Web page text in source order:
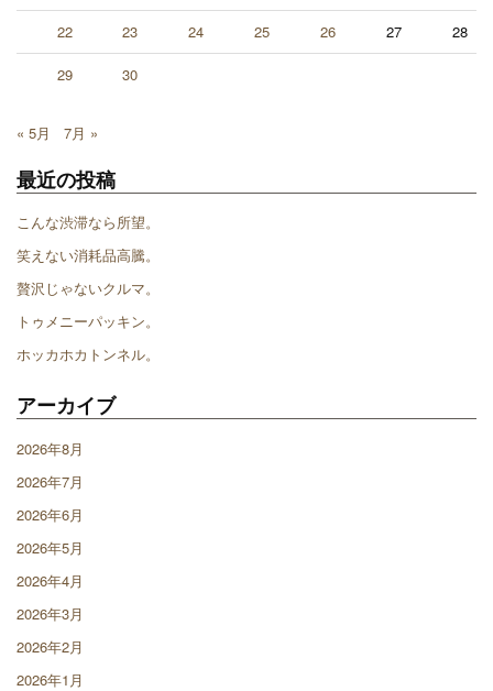
22 23 24 25 26 27 28
29 30
« 5月 7月 »
最近の投稿
こんな渋滞なら所望。
笑えない消耗品高騰。
贅沢じゃないクルマ。
トゥメニーパッキン。
ホッカホカトンネル。
アーカイブ
2026年8月
2026年7月
2026年6月
2026年5月
2026年4月
2026年3月
2026年2月
2026年1月